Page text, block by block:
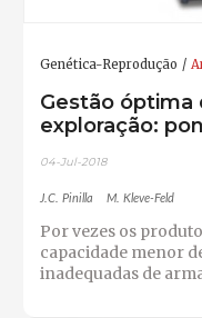
Genética-Reprodução
Gestão óptima
exploração:
04-Jul-2018
J.C. Pinilla M. Kleve-Feld
Por vezes os
capacidade menor
inadequadas de